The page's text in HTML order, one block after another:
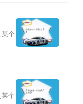
某个
某个